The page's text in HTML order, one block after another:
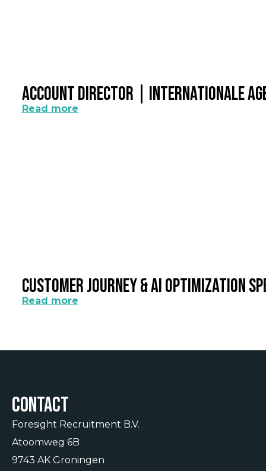
Account Director | Internationale
Read more
Customer Journey & AI Optimization
Read more
Contact
Foresight Recruitment B.V.
Atoomweg 6B
9743 AK Groningen